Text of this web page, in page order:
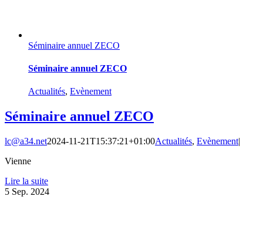
Séminaire annuel ZECO
Séminaire annuel ZECO
Actualités, Evènement
Séminaire annuel ZECO
lc@a34.net2024-11-21T15:37:21+01:00Actualités, Evènement|
Vienne
Lire la suite
5 Sep. 2024